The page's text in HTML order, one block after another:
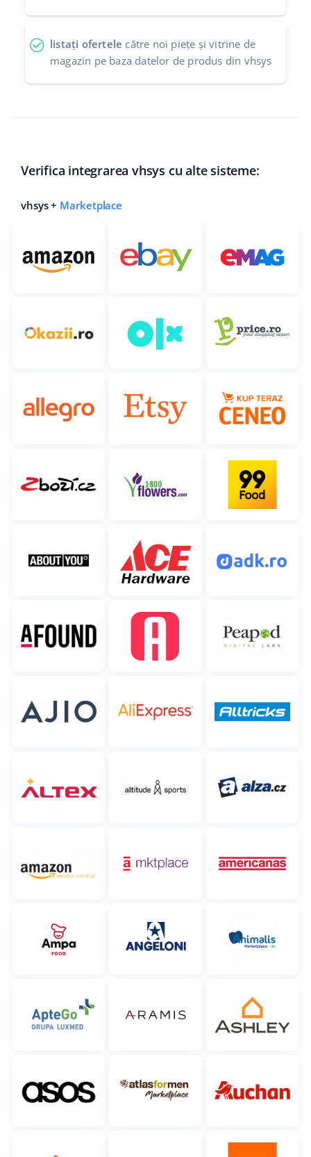
listați ofertele către noi piețe și vitrine de
magazin pe baza datelor de produs din vhsys
Verifica integrarea vhsys cu alte sisteme:
vhsys + Marketplace